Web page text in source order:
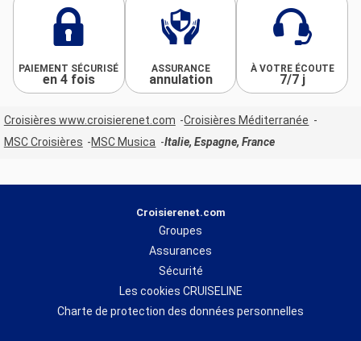
PAIEMENT SÉCURISÉ
en 4 fois
ASSURANCE
annulation
À VOTRE ÉCOUTE
7/7 j
Croisières www.croisierenet.com
Croisières Méditerranée
MSC Croisières
MSC Musica Italie, Espagne, France
Croisierenet.com
Groupes
Assurances
Sécurité
Les cookies CRUISELINE
Charte de protection des données personnelles